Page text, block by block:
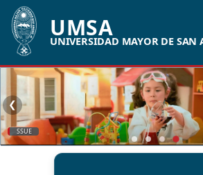
UMSA
UNIVERSIDAD MAYOR DE SAN
SSUE
❮